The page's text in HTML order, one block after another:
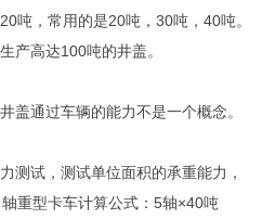
吨，常用的是20吨，30吨，40吨。
产高达100吨的井盖。
盖通过车辆的能力不是一个概念。
测试，测试单位面积的承重能力，
重型卡车计算公式：5轴×40吨